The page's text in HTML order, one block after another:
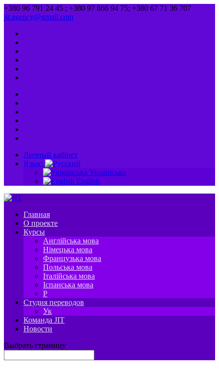
+380 96 791 24 45 ; +380 97 866 94 75; +380 67 71 36 707
jit.agency@gmail.com
Личный кабінет
Язык:
Українська
English
Главная
О проекте
Курсы
Англійська мова
Німецька мова
Французька мова
Польська мова
Італійська мова
Іспанська мова
P
Студия переводов
Ук
Команда JIT
Новости
Выбрать страницу